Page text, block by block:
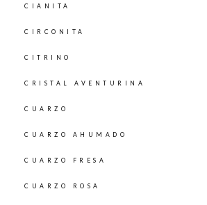
CIANITA
CIRCONITA
CITRINO
CRISTAL AVENTURINA
CUARZO
CUARZO AHUMADO
CUARZO FRESA
CUARZO ROSA